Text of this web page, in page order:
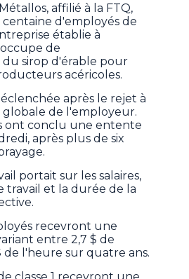
affilié à la FTQ,
d'employés de
établie à
de
sirop d'érable pour
acéricoles.
après le rejet à
globale de l'employeur.
ont conclu une entente
après plus de six
portait sur les salaires,
travail et la durée de la
recevront une
entre 2,7 $ de
de l'heure sur quatre ans.
classe 1 recevront une